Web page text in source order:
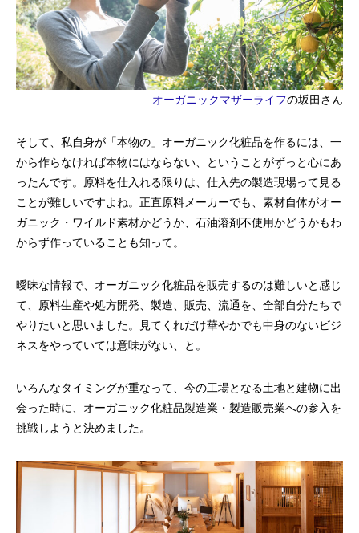
オーガニックマザーライフの坂田さん
そして、私自身が「本物の」オーガニック化粧品を作るには、一
から作らなければ本物にはならない、ということがずっと心にあ
ったんです。原料を仕入れる限りは、仕入先の製造現場って見る
ことが難しいですよね。正直原料メーカーでも、素材自体がオー
ガニック・ワイルド素材かどうか、石油溶剤不使用かどうかもわ
からず作っていることも知って。
曖昧な情報で、オーガニック化粧品を販売するのは難しいと感じ
て、原料生産や処方開発、製造、販売、流通を、全部自分たちで
やりたいと思いました。見てくれだけ華やかでも中身のないビジ
ネスをやっていては意味がない、と。
いろんなタイミングが重なって、今の工場となる土地と建物に出
会った時に、オーガニック化粧品製造業・製造販売業への参入を
挑戦しようと決めました。